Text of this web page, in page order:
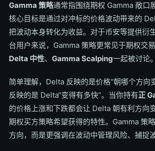
Gamma 策略通常指围绕期权 Gamma 敞口
核心目标是通过对冲标的价格波动带来的
把波动本身转化为收益。对于币安等提供衍
台用户来说，Gamma 策略更常见于期权交
Delta 中性、 Gamma Scalping一起被讨论。
简单理解，Delta 反映的是价格“朝哪个方向
反映的是 Delta“变得有多快”。当你持有正
的价格上涨和下跌都会让 Delta 朝有利方向
期权买方策略希望获得的特性。Gamma 策
方向，而是更强调在波动中管理风险、捕捉波